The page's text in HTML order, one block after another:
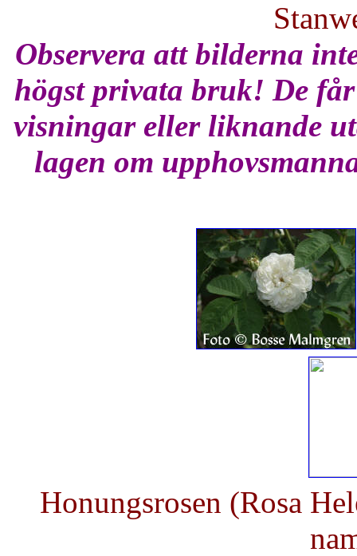
Observera att bilderna
högst privata bruk! De
visningar eller liknande
lagen om
Honungsrosen (Rosa